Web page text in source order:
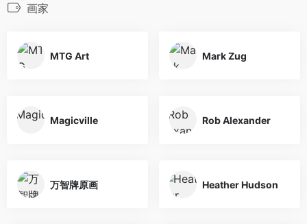
画家
MTG Art Mark Zug
Magicville Rob Alexander
万智牌原画 Heather Hudson